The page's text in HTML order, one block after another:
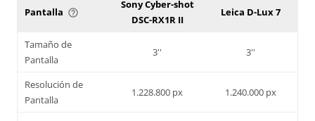
Pantalla help_outline
Sony Cyber-shot
DSC-RX1R II
Leica D-Lux 7
Tamaño de
Pantalla
3'' 3''
Resolución de
Pantalla
1.228.800 px 1.240.000 px